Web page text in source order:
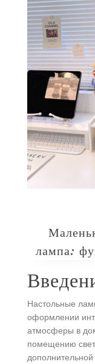
лампа:
Настольные
оформлении
атмосферы в
помещению свет